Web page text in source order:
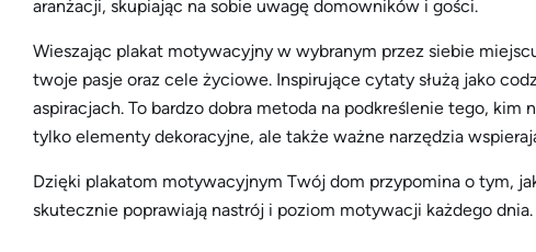
aranżacji, skupiając na sobie uwagę domowników i gości.
Wieszając plakat motywacyjny w wybranym przez siebie
twoje pasje oraz cele życiowe. Inspirujące cytaty służą jako
aspiracjach. To bardzo dobra metoda na podkreślenie tego, kim
tylko elementy dekoracyjne, ale także ważne narzędzia
Dzięki plakatom motywacyjnym Twój dom przypomina o tym,
skutecznie poprawiają nastrój i poziom motywacji każdego dnia.